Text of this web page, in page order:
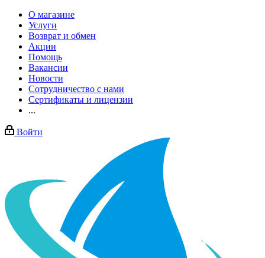
О магазине
Услуги
Возврат и обмен
Акции
Помощь
Вакансии
Новости
Сотрудничество с нами
Сертификаты и лицензии
...
Войти